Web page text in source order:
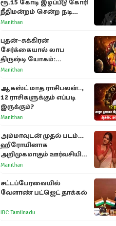
ரூ.15 கோடி இழப்பீடு கோரி
நீதிமன்றம் சென்ற நடிகை
ஸ்ருதி ஹாசன்!
Manithan
புதன்–சுக்கிரன்
சேர்க்கையால் லாப
திருஷ்டி யோகம்:
அதிர்ஷ்டம் பெறும் டாப் 3
Manithan
ஆகஸ்ட் மாத ராசிபலன்..,
12 ராசிகளுக்கும் எப்படி
இருக்கும்?
Manithan
அம்மாவுடன் முதல் படம்...
ஹீரோயினாக
அறிமுகமாகும் ஊர்வசியின்
மகள் தேஜலட்சுமி!
Manithan
சட்டப்பேரவையில்
வேளாண் பட்ஜெட் தாக்கல்
IBC Tamilnadu